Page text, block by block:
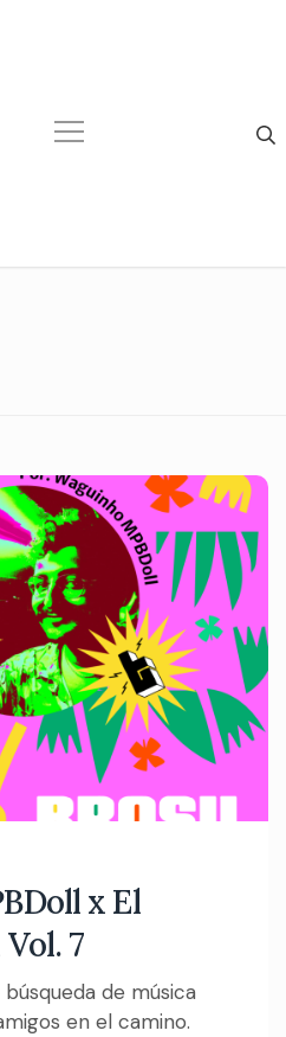
x El
7
de música
en el camino.